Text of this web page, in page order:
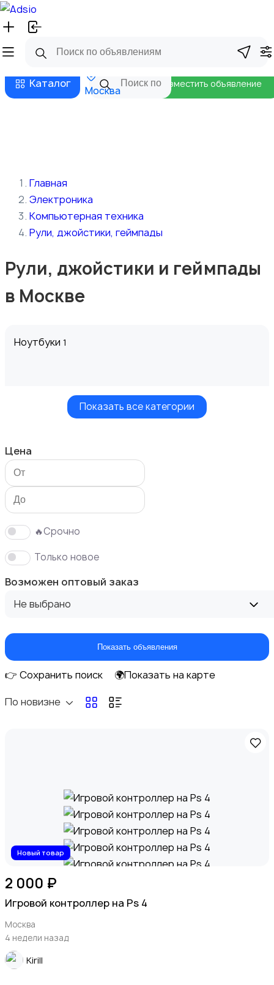
Русский
Бизнес тарифы
Каталог
Москва
Разместить объявление
Главная
Электроника
Компьютерная техника
Рули, джойстики, геймпады
Рули, джойстики и геймпады
в Москве
Ноутбуки 1
Клавиатуры и мыши
Оргтехника и расходники
Сетевое оборудование
Мультимедиа
Программное обеспечение
Показать все категории
Цена
🔥Срочно
Только новое
Возможен оптовый заказ
Не выбрано
Показать объявления
👉 Сохранить поиск
🌍Показать на карте
По новизне
Новый товар
2 000 ₽
Игровой контроллер на Ps 4
Москва
4 недели назад
Kirill